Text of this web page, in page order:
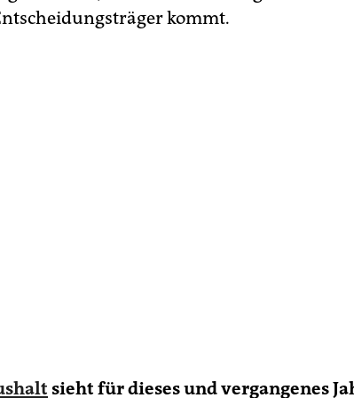
kommt.
sieht für dieses und vergangenes